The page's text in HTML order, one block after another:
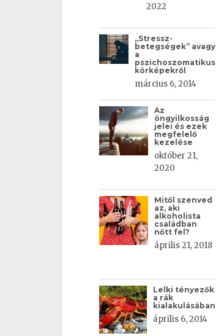
2022
„Stressz-
betegségek” avagy
a
pszichoszomatikus
kórképekről
március 6, 2014
Az
öngyilkosság
jelei és ezek
megfelelő
kezelése
október 21,
2020
Mitől szenved
az, aki
alkoholista
családban
nőtt fel?
április 21, 2018
Lelki tényezők
a rák
kialakulásában
április 6, 2014